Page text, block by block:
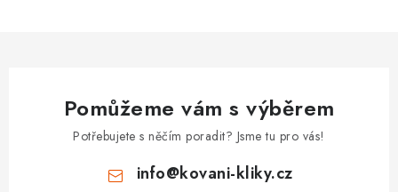
Pomůžeme vám s výběrem
Potřebujete s něčím poradit? Jsme tu pro vás!
info@kovani-kliky.cz